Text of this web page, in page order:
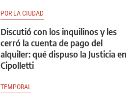
POR LA CIUDAD
Discutió con los inquilinos y les
cerró la cuenta de pago del
alquiler: qué dispuso la Justicia en
Cipolletti
TEMPORAL